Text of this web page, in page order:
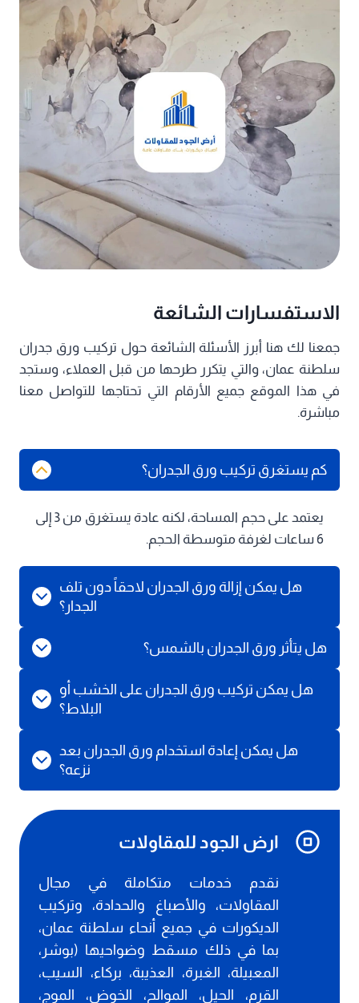
الاستفسارات الشائعة
جمعنا لك هنا أبرز الأسئلة الشائعة حول تركيب ورق جدران
سلطنة عمان، والتي يتكرر طرحها من قبل العملاء، وستجد
في هذا الموقع جميع الأرقام التي تحتاجها للتواصل معنا
مباشرة.
كم يستغرق تركيب ورق الجدران؟
يعتمد على حجم المساحة، لكنه عادة يستغرق من 3 إلى
6 ساعات لغرفة متوسطة الحجم.
هل يمكن إزالة ورق الجدران لاحقاً دون تلف
الجدار؟
هل يتأثر ورق الجدران بالشمس؟
هل يمكن تركيب ورق الجدران على الخشب أو
البلاط؟
هل يمكن إعادة استخدام ورق الجدران بعد
نزعه؟
ارض الجود للمقاولات
نقدم خدمات متكاملة في مجال
المقاولات، والأصباغ والحدادة، وتركيب
الديكورات في جميع أنحاء سلطنة عمان،
بما في ذلك مسقط وضواحيها (بوشر،
المعبيلة، الغبرة، العذيبة، بركاء، السيب،
القرم، الحيل، الموالح، الخوض، الموج،